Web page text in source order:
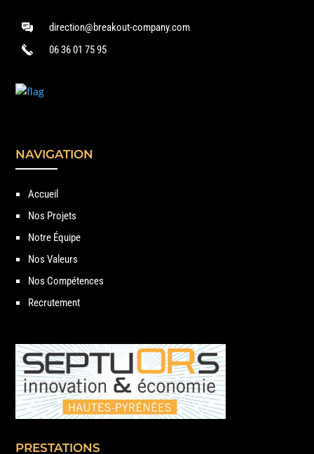
direction@breakout-company.com
06 36 01 75 95
NAVIGATION
Accueil
Nos Projets
Notre Équipe
Nos Valeurs
Nos Compétences
Recrutement
PRESTATIONS